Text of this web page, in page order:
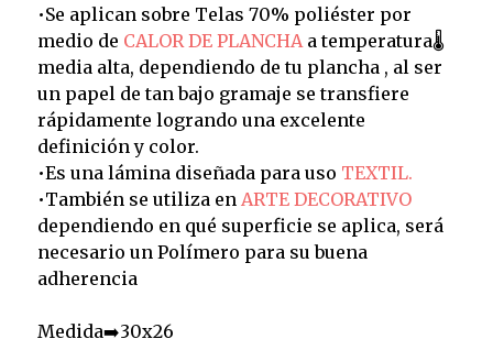
•Se aplican sobre Telas 70% poliéster por
medio de CALOR DE PLANCHA a temperatura🌡️
media alta, dependiendo de tu plancha , al ser
un papel de tan bajo gramaje se transfiere
rápidamente logrando una excelente
definición y color.
•Es una lámina diseñada para uso TEXTIL.
•También se utiliza en ARTE DECORATIVO
dependiendo en qué superficie se aplica, será
necesario un Polímero para su buena
adherencia
Medida➡️30x26